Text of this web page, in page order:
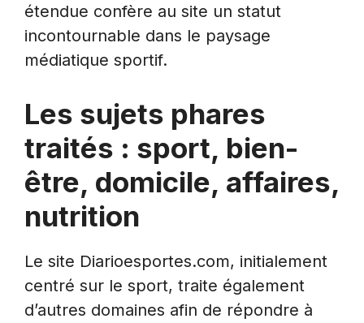
étendue confère au site un statut
incontournable dans le paysage
médiatique sportif.
Les sujets phares
traités : sport, bien-
être, domicile, affaires,
nutrition
Le site Diarioesportes.com, initialement
centré sur le sport, traite également
d’autres domaines afin de répondre à